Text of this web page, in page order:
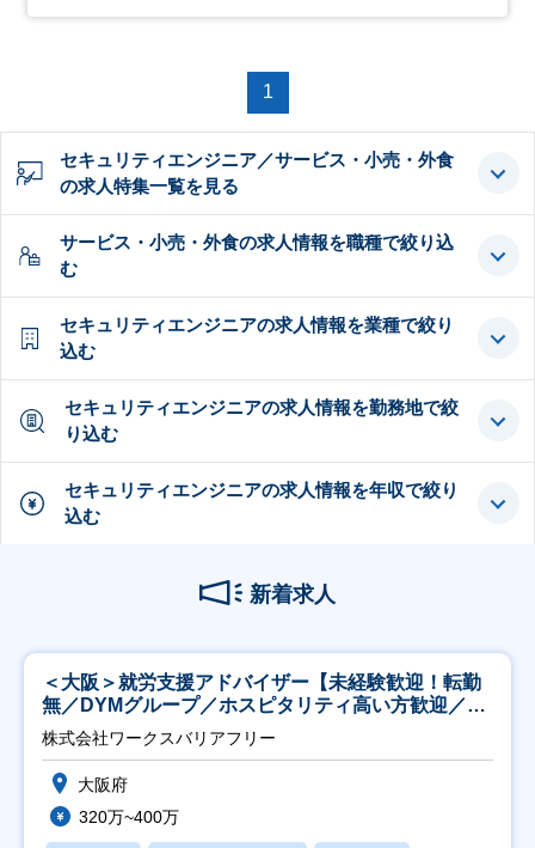
1
セキュリティエンジニア／サービス・小売・外食
の求人特集一覧を見る
サービス・小売・外食の求人情報を職種で絞り込
む
セキュリティエンジニアの求人情報を業種で絞り
込む
セキュリティエンジニアの求人情報を勤務地で絞
り込む
セキュリティエンジニアの求人情報を年収で絞り
込む
新着求人
＜大阪＞就労支援アドバイザー【未経験歓迎！転勤
無／DYMグループ／ホスピタリティ高い方歓迎／土
日祝】
株式会社ワークスバリアフリー
大阪府
320万~400万